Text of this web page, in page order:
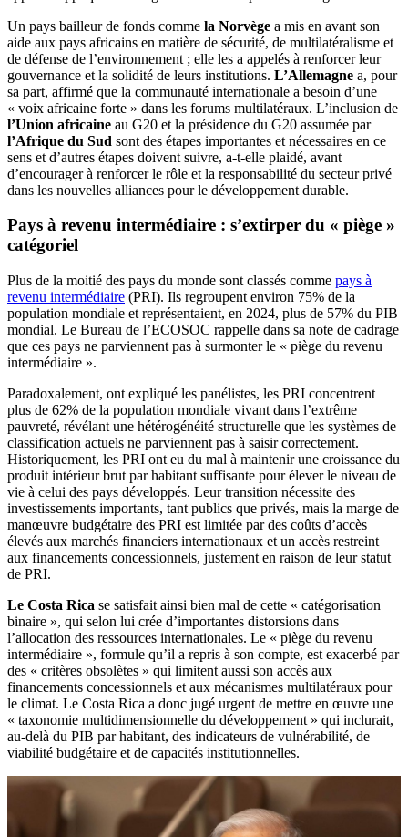
Un pays bailleur de fonds comme la Norvège a mis en avant son
aide aux pays africains en matière de sécurité, de multilatéralisme et
de défense de l’environnement ; elle les a appelés à renforcer leur
gouvernance et la solidité de leurs institutions. L’Allemagne a, pour
sa part, affirmé que la communauté internationale a besoin d’une
« voix africaine forte » dans les forums multilatéraux. L’inclusion de
l’Union africaine au G20 et la présidence du G20 assumée par
l’Afrique du Sud sont des étapes importantes et nécessaires en ce
sens et d’autres étapes doivent suivre, a-t-elle plaidé, avant
d’encourager à renforcer le rôle et la responsabilité du secteur privé
dans les nouvelles alliances pour le développement durable.
Pays à revenu intermédiaire : s’extirper du « piège »
catégoriel
Plus de la moitié des pays du monde sont classés comme pays à
revenu intermédiaire (PRI). Ils regroupent environ 75% de la
population mondiale et représentaient, en 2024, plus de 57% du PIB
mondial. Le Bureau de l’ECOSOC rappelle dans sa note de cadrage
que ces pays ne parviennent pas à surmonter le « piège du revenu
intermédiaire ».
Paradoxalement, ont expliqué les panélistes, les PRI concentrent
plus de 62% de la population mondiale vivant dans l’extrême
pauvreté, révélant une hétérogénéité structurelle que les systèmes de
classification actuels ne parviennent pas à saisir correctement.
Historiquement, les PRI ont eu du mal à maintenir une croissance du
produit intérieur brut par habitant suffisante pour élever le niveau de
vie à celui des pays développés. Leur transition nécessite des
investissements importants, tant publics que privés, mais la marge de
manœuvre budgétaire des PRI est limitée par des coûts d’accès
élevés aux marchés financiers internationaux et un accès restreint
aux financements concessionnels, justement en raison de leur statut
de PRI.
Le Costa Rica se satisfait ainsi bien mal de cette « catégorisation
binaire », qui selon lui crée d’importantes distorsions dans
l’allocation des ressources internationales. Le « piège du revenu
intermédiaire », formule qu’il a repris à son compte, est exacerbé par
des « critères obsolètes » qui limitent aussi son accès aux
financements concessionnels et aux mécanismes multilatéraux pour
le climat. Le Costa Rica a donc jugé urgent de mettre en œuvre une
« taxonomie multidimensionnelle du développement » qui inclurait,
au-delà du PIB par habitant, des indicateurs de vulnérabilité, de
viabilité budgétaire et de capacités institutionnelles.